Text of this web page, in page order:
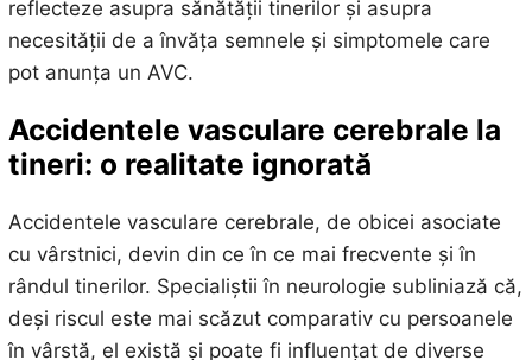
reflecteze asupra sănătății tinerilor și asupra
necesității de a învăța semnele și simptomele care
pot anunța un AVC.
Accidentele vasculare cerebrale la
tineri: o realitate ignorată
Accidentele vasculare cerebrale, de obicei asociate
cu vârstnici, devin din ce în ce mai frecvente și în
rândul tinerilor. Specialiștii în neurologie subliniază că,
deși riscul este mai scăzut comparativ cu persoanele
în vârstă, el există și poate fi influențat de diverse